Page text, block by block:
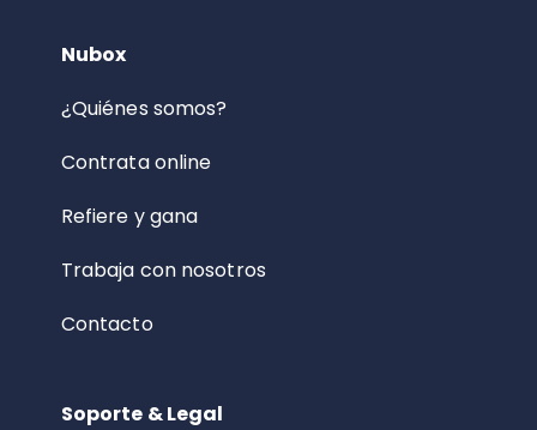
Nubox
¿Quiénes somos?
Contrata online
Refiere y gana
Trabaja con nosotros
Contacto
Soporte & Legal